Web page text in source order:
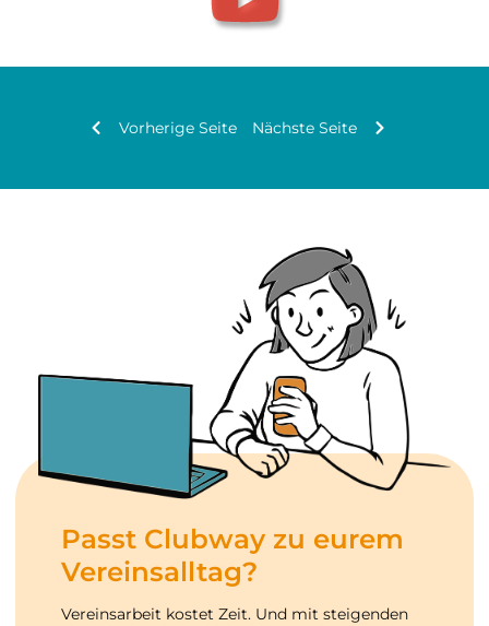
Vorherige Seite Nächste Seite
Passt Clubway zu eurem
Vereinsalltag?
Vereinsarbeit kostet Zeit. Und mit steigenden